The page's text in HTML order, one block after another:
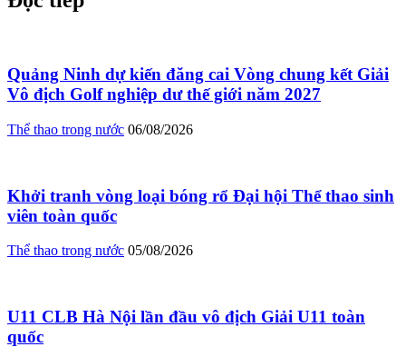
Quảng Ninh dự kiến đăng cai Vòng chung kết Giải
Vô địch Golf nghiệp dư thế giới năm 2027
Thể thao trong nước 06/08/2026
Khởi tranh vòng loại bóng rổ Đại hội Thể thao sinh
viên toàn quốc
Thể thao trong nước 05/08/2026
U11 CLB Hà Nội lần đầu vô địch Giải U11 toàn
quốc